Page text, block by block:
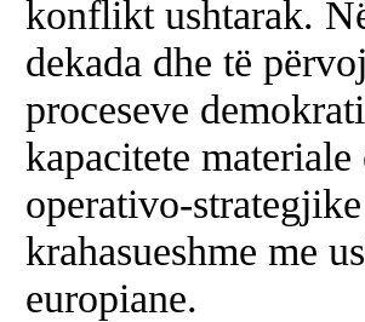
konflikt ushtarak.
dekada dhe të
proceseve
kapacitete
operativo-
krahasueshme me
europiane.